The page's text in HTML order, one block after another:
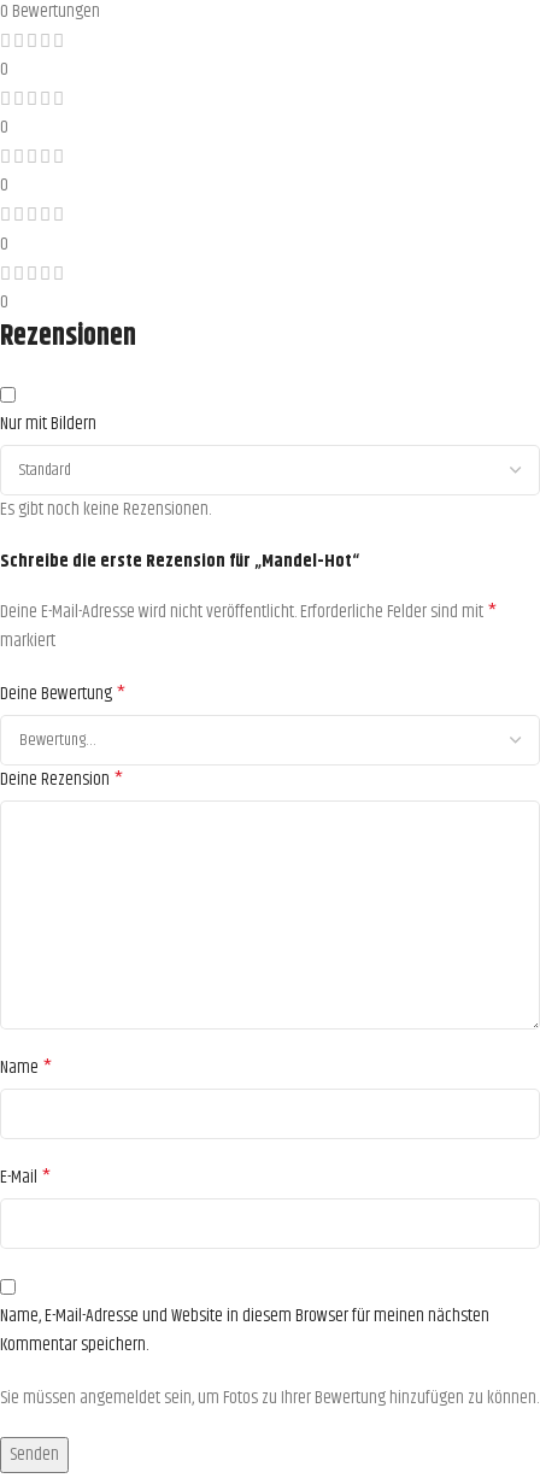
0 Bewertungen
0
0
0
0
0
Rezensionen
Nur mit Bildern
Es gibt noch keine Rezensionen.
Schreibe die erste Rezension für „Mandel-Hot“
Deine E-Mail-Adresse wird nicht veröffentlicht.Erforderliche Felder sind mit*
markiert
Deine Bewertung*
Deine Rezension *
Name *
E-Mail *
Name, E-Mail-Adresse und Website in diesem Browser für meinen nächsten
Kommentar speichern.
Sie müssen angemeldet sein, um Fotos zu Ihrer Bewertung hinzufügen zu können.